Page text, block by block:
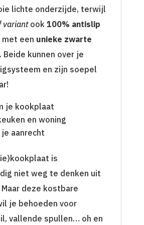
lichte onderzijde, terwijl
variantook 100% antislip
een unieke zwarte
. Beide kunnen over je
en zijn soepel
je kookplaat
en woning
aanrecht
is
niet weg te denken uit
deze kostbare
je behoeden voor
vallende spullen… oh en